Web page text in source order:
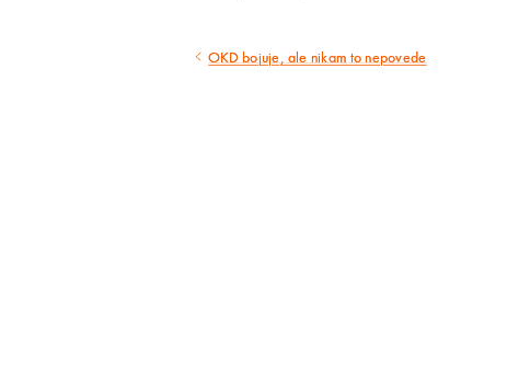
Předcházející
OKD bojuje, ale nikam to nepovede